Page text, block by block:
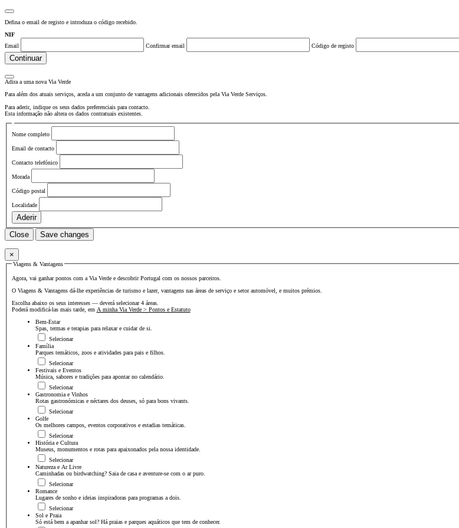
Defina o email de registo e introduza o código recebido.
NIF
Email
Confirmar email Código de registo
Continuar
Adira a uma novaVia Verde
Para além dos atuais serviços, aceda a um conjunto de vantagens adicionais oferecidos pela Via Verde Serviços.
Para aderir, indique os seus dados preferenciais para contacto.
Esta informação não altera os dados contratuais existentes.
Nome completo
Email de contacto
Contacto telefónico
Morada
Código postal
Localidade
Aderir
Close
Save changes
×
Viagens & Vantagens
Agora, vai ganhar pontos com a Via Verde e descobrir Portugal com os nossos parceiros.
O Viagens & Vantagens dá-lhe experiências de turismo e lazer, vantagens nas áreas de serviço e setor automóvel, e muitos prémios.
Escolha abaixo os seus interesses — deverá selecionar 4 áreas.
Poderá modificá-las mais tarde, em A minha Via Verde > Pontos e Estatuto
Bem-Estar
Spas, termas e terapias para relaxar e cuidar de si.
Selecionar
Família
Parques temáticos, zoos e atividades para pais e filhos.
Selecionar
Festivais e Eventos
Música, sabores e tradições para apontar no calendário.
Selecionar
Gastronomia e Vinhos
Rotas gastronómicas e néctares dos deuses, só para bons vivants.
Selecionar
Golfe
Os melhores campos, eventos corporativos e estadias temáticas.
Selecionar
História e Cultura
Museus, monumentos e rotas para apaixonados pela nossa identidade.
Selecionar
Natureza e Ar Livre
Caminhadas ou birdwatching? Saia de casa e aventure-se com o ar puro.
Selecionar
Romance
Lugares de sonho e ideias inspiradoras para programas a dois.
Selecionar
Sol e Praia
Só está bem a apanhar sol? Há praias e parques aquáticos que tem de conhecer.